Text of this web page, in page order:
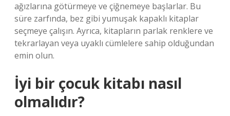
ağızlarına götürmeye ve çiğnemeye başlarlar. Bu
süre zarfında, bez gibi yumuşak kapaklı kitaplar
seçmeye çalışın. Ayrıca, kitapların parlak renklere ve
tekrarlayan veya uyaklı cümlelere sahip olduğundan
emin olun.
İyi bir çocuk kitabı nasıl
olmalıdır?